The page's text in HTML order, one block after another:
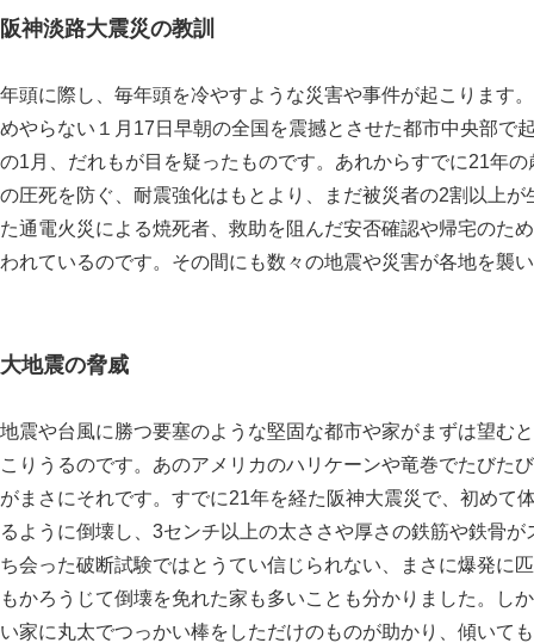
阪神淡路大震災の教訓
年頭に際し、毎年頭を冷やすような災害や事件が起こります
めやらない１月17日早朝の全国を震撼とさせた都市中央部で
の1月、だれもが目を疑ったものです。あれからすでに21年
の圧死を防ぐ、耐震強化はもとより、まだ被災者の2割以上
た通電火災による焼死者、救助を阻んだ安否確認や帰宅のた
われているのです。その間にも数々の地震や災害が各地を襲
大地震の脅威
地震や台風に勝つ要塞のような堅固な都市や家がまずは望む
こりうるのです。あのアメリカのハリケーンや竜巻でたびた
がまさにそれです。すでに21年を経た阪神大震災で、初めて
るように倒壊し、3センチ以上の太ささや厚さの鉄筋や鉄骨
ち会った破断試験ではとうてい信じられない、まさに爆発に
もかろうじて倒壊を免れた家も多いことも分かりました。し
い家に丸太でつっかい棒をしただけのものが助かり、傾いて